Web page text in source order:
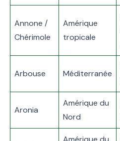
Annone /
Chérimole
Amérique
tropicale
Arbouse Méditerranée
Aronia
Amérique du
Nord